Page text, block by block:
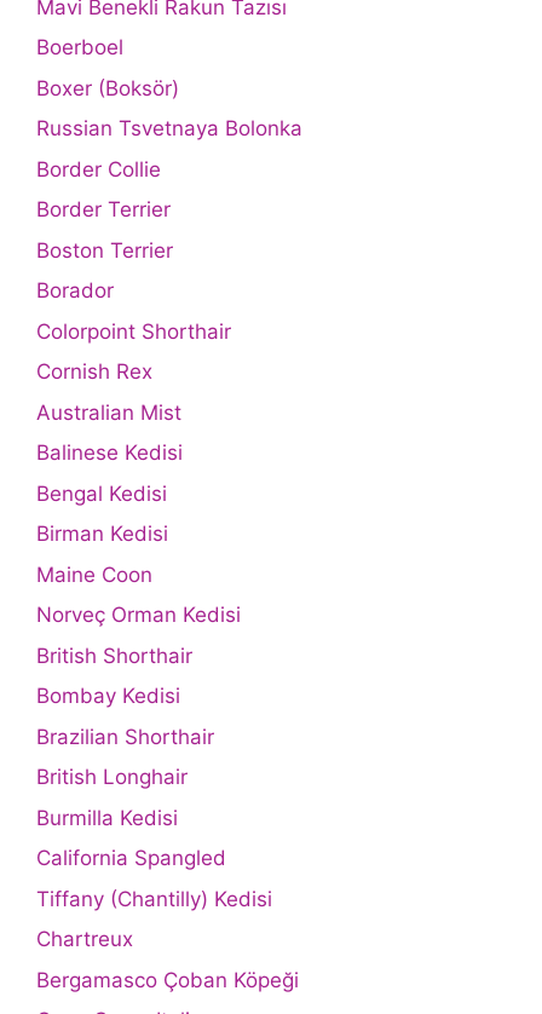
Mavi Benekli Rakun Tazısı
Boerboel
Boxer (Boksör)
Russian Tsvetnaya Bolonka
Border Collie
Border Terrier
Boston Terrier
Borador
Colorpoint Shorthair
Cornish Rex
Australian Mist
Balinese Kedisi
Bengal Kedisi
Birman Kedisi
Maine Coon
Norveç Orman Kedisi
British Shorthair
Bombay Kedisi
Brazilian Shorthair
British Longhair
Burmilla Kedisi
California Spangled
Tiffany (Chantilly) Kedisi
Chartreux
Bergamasco Çoban Köpeği